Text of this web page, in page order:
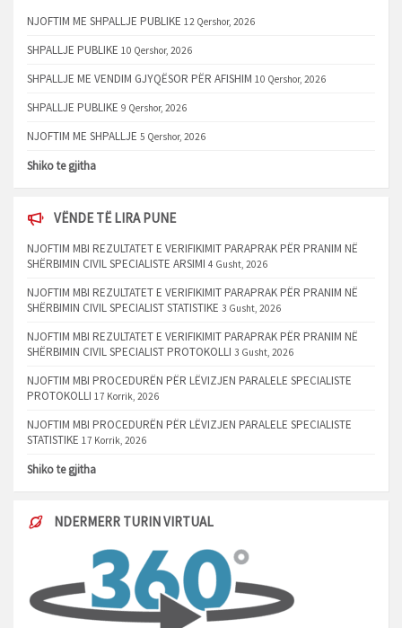
NJOFTIM ME SHPALLJE PUBLIKE 12 Qershor, 2026
SHPALLJE PUBLIKE 10 Qershor, 2026
SHPALLJE ME VENDIM GJYQËSOR PËR AFISHIM 10 Qershor, 2026
SHPALLJE PUBLIKE 9 Qershor, 2026
NJOFTIM ME SHPALLJE 5 Qershor, 2026
Shiko te gjitha
VËNDE TË LIRA PUNE
NJOFTIM MBI REZULTATET E VERIFIKIMIT PARAPRAK PËR PRANIM NË
SHËRBIMIN CIVIL SPECIALISTE ARSIMI 4 Gusht, 2026
NJOFTIM MBI REZULTATET E VERIFIKIMIT PARAPRAK PËR PRANIM NË
SHËRBIMIN CIVIL SPECIALIST STATISTIKE 3 Gusht, 2026
NJOFTIM MBI REZULTATET E VERIFIKIMIT PARAPRAK PËR PRANIM NË
SHËRBIMIN CIVIL SPECIALIST PROTOKOLLI 3 Gusht, 2026
NJOFTIM MBI PROCEDURËN PËR LËVIZJEN PARALELE SPECIALISTE
PROTOKOLLI 17 Korrik, 2026
NJOFTIM MBI PROCEDURËN PËR LËVIZJEN PARALELE SPECIALISTE
STATISTIKE 17 Korrik, 2026
Shiko te gjitha
NDERMERR TURIN VIRTUAL